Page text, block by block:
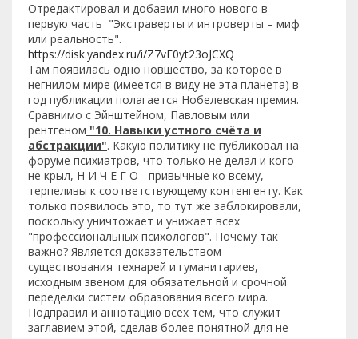
Отредактировал и добавил много нового в
первую часть "Экстраверты и интроверты – миф
или реальность".
https://disk.yandex.ru/i/Z7vF0yt23oJCXQ
Там появилась одно новшество, за которое в
негнилом мире (имеется в виду не эта планета) в
год публикации полагается Нобелевская премия.
Сравнимо с Эйнштейном, Павловым или
рентгеном "10. Навыки устного счёта и
абстракции". Какую политику не публиковал на
форуме психиатров, что только не делал и кого
не крыл, Н И Ч Е Г О - привычные ко всему,
терпеливы к соответствующему контенгенту. Как
только появилось это, то тут же заблокировали,
поскольку уничтожает и унижает всех
"профессиональных психологов". Почему так
важно? Является доказательством
существования технарей и гуманитариев,
исходным звеном для обязательной и срочной
переделки систем образования всего мира.
Подправил и аннотацию всех тем, что служит
заглавием этой, сделав более понятной для не